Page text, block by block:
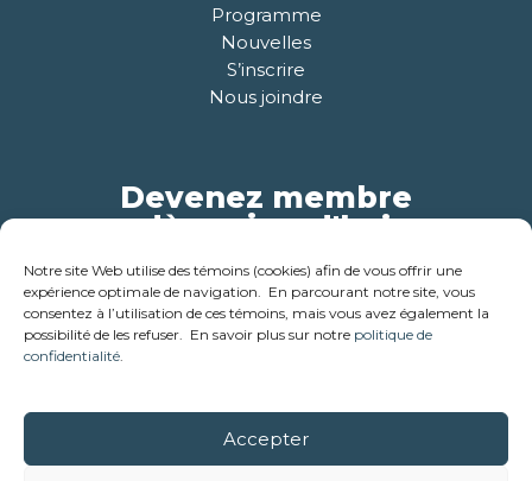
Notre site Web utilise des témoins (cookies) afin de vous offrir une
expérience optimale de navigation. En parcourant notre site, vous
consentez à l’utilisation de ces témoins, mais vous avez également la
possibilité de les refuser. En savoir plus sur notre politique de
confidentialité.
Accepter
Programme
Nouvelles
S’inscrire
Nous joindre
Devenez membre
dès aujourd'hui
Pour plus d'informations
© 2018-2026 - Corporation des ainés de la cabane en bois